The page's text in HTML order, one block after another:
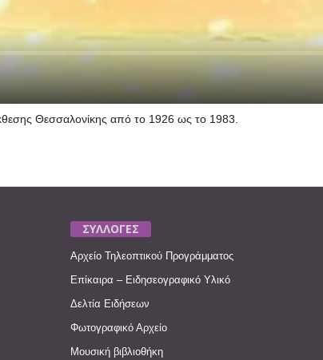
Θεσσαλονίκης από το 1926 ως το 1983.
ΣΥΛΛΟΓΕΣ
Αρχείο Τηλεοπτικού Προγράμματος
Επίκαιρα – Ειδησεογραφικό Υλικό
Δελτία Ειδήσεων
Φωτογραφικό Αρχείο
Μουσική βιβλιοθήκη